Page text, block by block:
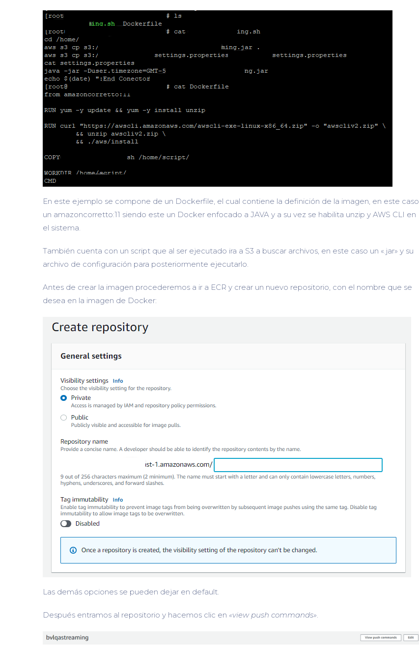
En este ejemplo se compone de un Dockerfile, el cual contiene la definición de la imagen, en este caso
un amazoncorretto:11 siendo este un Docker enfocado a JAVA y a su vez se habilita unzip y AWS CLI en
el sistema.
También cuenta con un script que al ser ejecutado ira a S3 a buscar archivos, en este caso un «.jar» y su
archivo de configuración para posteriormente ejecutarlo.
Antes de crear la imagen procederemos a ir a ECR y crear un nuevo repositorio, con el nombre que se
desea en la imagen de Docker:
Las demás opciones se pueden dejar en default.
Después entramos al repositorio y hacemos clic en «view push commands».